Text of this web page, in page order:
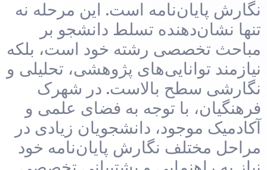
نگارش پایان‌نامه است. این مرحله نه
تنها نشان‌دهنده تسلط دانشجو بر
مباحث تخصصی رشته خود است، بلکه
نیازمند توانایی‌های پژوهشی، تحلیلی و
نگارشی سطح بالاست. در شهرک
فرهنگیان، با توجه به فضای علمی و
آکادمیک موجود، دانشجویان زیادی در
مراحل مختلف نگارش پایان‌نامه خود